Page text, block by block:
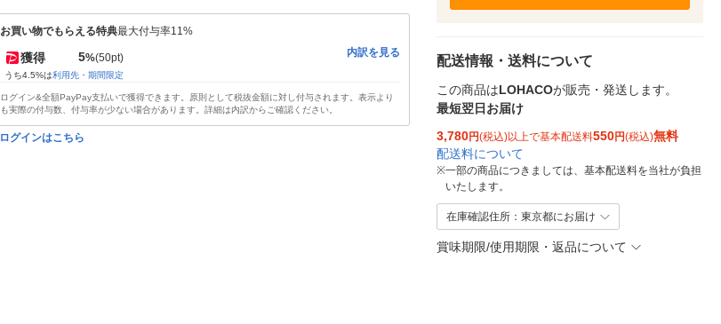
お買い物でもらえる特典最大付与率11%
獲得 5%(50pt)
うち4.5%は利用先・期間限定
内訳を見る
ログイン&全額PayPay支払いで獲得できます。原則として税抜金額に対し付与されます。表示より
も実際の付与数、付与率が少ない場合があります。詳細は内訳からご確認ください。
ログインはこちら
配送情報・送料について
この商品はLOHACOが販売・発送します。
最短翌日お届け
3,780円(税込)以上で基本配送料550円(税込)無料
配送料について
※一部の商品につきましては、基本配送料を当社が負担
いたします。
在庫確認住所：東京都にお届け
賞味期限/使用期限・返品について